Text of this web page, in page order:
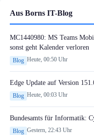
Aus Borns IT-Blog
MC1440980: MS Teams
sonst geht Kalender verloren
Blog Heute, 00:50 Uhr
Edge Update auf Version
Blog Heute, 00:03 Uhr
Bundesamts für Informatik:
Blog Gestern, 22:43 Uhr